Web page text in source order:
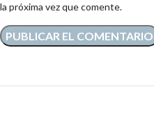
la próxima vez que comente.